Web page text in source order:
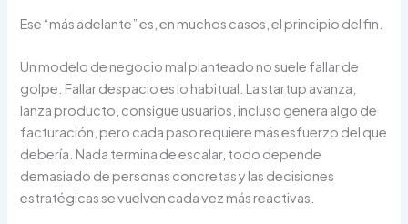
Ese “más adelante” es, en muchos casos, el principio del fin.
Un modelo de negocio mal planteado no suele fallar de
golpe. Fallar despacio es lo habitual. La startup avanza,
lanza producto, consigue usuarios, incluso genera algo de
facturación, pero cada paso requiere más esfuerzo del que
debería. Nada termina de escalar, todo depende
demasiado de personas concretas y las decisiones
estratégicas se vuelven cada vez más reactivas.